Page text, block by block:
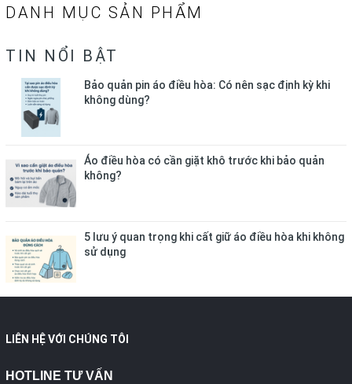
DANH MỤC SẢN PHẨM
TIN NỔI BẬT
Bảo quản pin áo điều hòa: Có nên sạc định kỳ khi
không dùng?
Áo điều hòa có cần giặt khô trước khi bảo quản
không?
5 lưu ý quan trọng khi cất giữ áo điều hòa khi không
sử dụng
LIÊN HỆ VỚI CHÚNG TÔI
HOTLINE TƯ VẤN